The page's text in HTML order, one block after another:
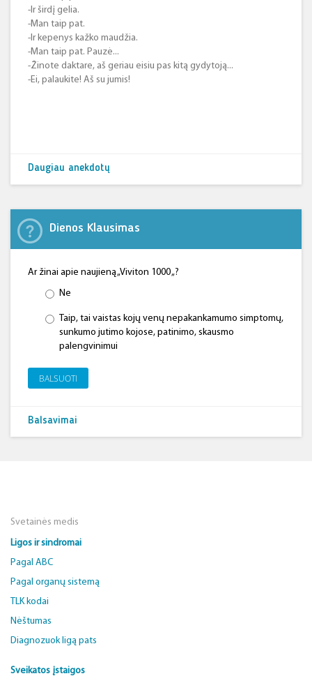
-Ir širdį gelia.
-Man taip pat.
-Ir kepenys kažko maudžia.
-Man taip pat. Pauzė...
-Žinote daktare, aš geriau eisiu pas kitą gydytoją...
-Ei, palaukite! Aš su jumis!
Daugiau anekdotų
Dienos Klausimas
Ar žinai apie naujieną „Viviton 1000 „?
Ne
Taip, tai vaistas kojų venų nepakankamumo simptomų,
sunkumo jutimo kojose, patinimo, skausmo
palengvinimui
BALSUOTI
Balsavimai
Svetainės medis
Ligos ir sindromai
Pagal ABC
Pagal organų sistemą
TLK kodai
Nėštumas
Diagnozuok ligą pats
Sveikatos įstaigos